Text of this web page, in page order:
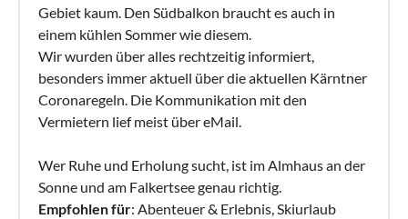
Gebiet kaum. Den Südbalkon braucht es auch in
einem kühlen Sommer wie diesem.
Wir wurden über alles rechtzeitig informiert,
besonders immer aktuell über die aktuellen Kärntner
Coronaregeln. Die Kommunikation mit den
Vermietern lief meist über eMail.
Wer Ruhe und Erholung sucht, ist im Almhaus an der
Sonne und am Falkertsee genau richtig.
Empfohlen für: Abenteuer & Erlebnis, Skiurlaub